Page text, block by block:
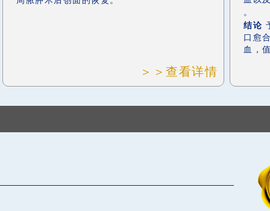
＞＞查看详情
。
结论
口愈
血，